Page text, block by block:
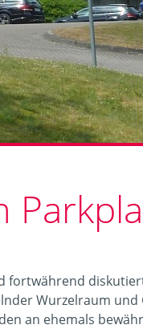
fortwährend
Wurzelraum
an ehemals